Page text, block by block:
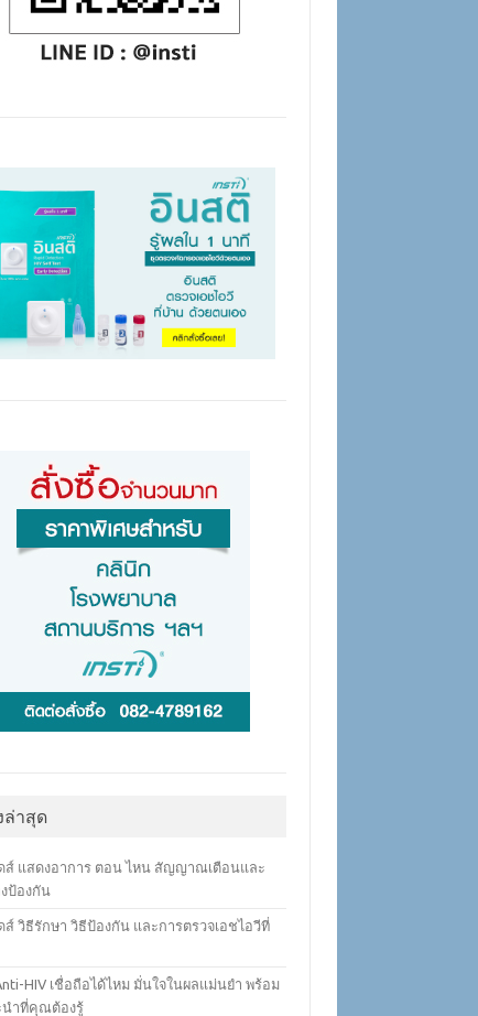
ล่าสุด
ส์ แสดงอาการ ตอน ไหน สัญญาณเตือนและ
ป้องกัน
ส์ วิธีรักษา วิธีป้องกัน และการตรวจเอชไอวีที่
HIV เชื่อถือได้ไหม มั่นใจในผลแม่นยำ พร้อม
นำที่คุณต้องรู้